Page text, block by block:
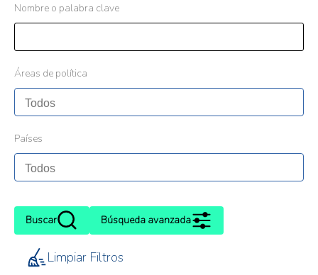
Nombre o palabra clave
Áreas de política
Países
Buscar Búsqueda avanzada
Limpiar Filtros